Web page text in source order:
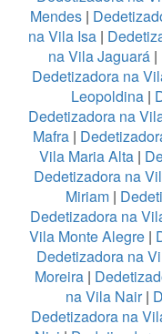
Mendes|
na Vila Isa|
na Vila Jaguará |
Dedetizadora na
Leopoldina|
Dedetizadora na
Mafra |
Vila Maria Alta|
Dedetizadora na
Miriam |
Dedetizadora na
Vila Monte Alegre|
Dedetizadora na
Moreira |
na Vila Nair|
Dedetizadora na